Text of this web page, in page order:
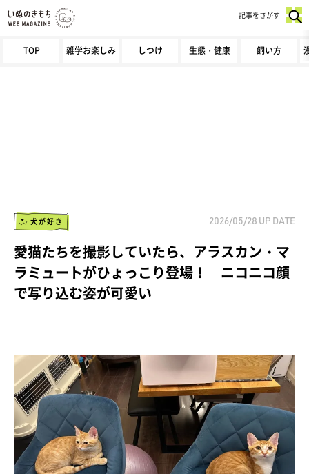
TOP 雑学お楽しみ しつけ 生態・健康 飼い方
記事をさがす
犬が好き 2026/05/28 UP DATE
愛猫たちを撮影していたら、アラスカン・マ
ラミュートがひょっこり登場！ ニコニコ顔
で写り込む姿が可愛い